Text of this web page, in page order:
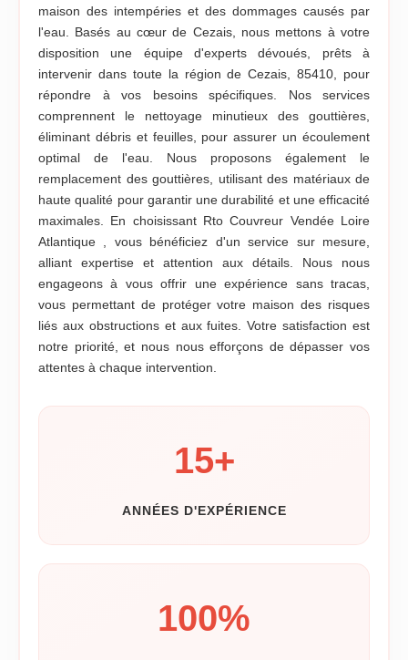
maison des intempéries et des dommages causés par
l'eau. Basés au cœur de Cezais, nous mettons à votre
disposition une équipe d'experts dévoués, prêts à
intervenir dans toute la région de Cezais, 85410, pour
répondre à vos besoins spécifiques. Nos services
comprennent le nettoyage minutieux des gouttières,
éliminant débris et feuilles, pour assurer un écoulement
optimal de l'eau. Nous proposons également le
remplacement des gouttières, utilisant des matériaux de
haute qualité pour garantir une durabilité et une efficacité
maximales. En choisissant Rto Couvreur Vendée Loire
Atlantique , vous bénéficiez d'un service sur mesure,
alliant expertise et attention aux détails. Nous nous
engageons à vous offrir une expérience sans tracas,
vous permettant de protéger votre maison des risques
liés aux obstructions et aux fuites. Votre satisfaction est
notre priorité, et nous nous efforçons de dépasser vos
attentes à chaque intervention.
15+
ANNÉES D'EXPÉRIENCE
100%